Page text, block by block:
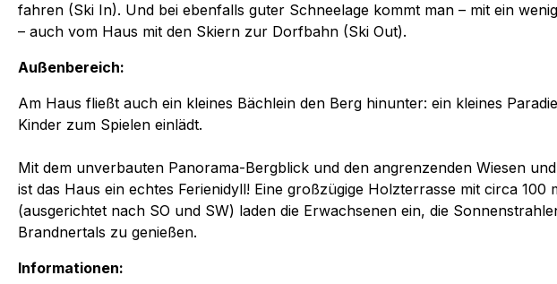
fahren (Ski In). Und bei ebenfalls guter Schneelage kommt man – mit ein
– auch vom Haus mit den Skiern zur Dorfbahn (Ski Out).
Außenbereich:
Am Haus fließt auch ein kleines Bächlein den Berg hinunter: ein kleines
Kinder zum Spielen einlädt.
Mit dem unverbauten Panorama-Bergblick und den angrenzenden Wiesen
ist das Haus ein echtes Ferienidyll! Eine großzügige Holzterrasse mit circa 100
(ausgerichtet nach SO und SW) laden die Erwachsenen ein, die
Brandnertals zu genießen.
Informationen: